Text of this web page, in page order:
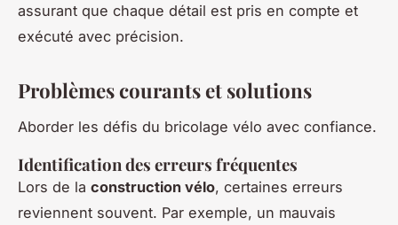
assurant que chaque détail est pris en compte et
exécuté avec précision.
Problèmes courants et solutions
Aborder les défis du bricolage vélo avec confiance.
Identification des erreurs fréquentes
Lors de la construction vélo, certaines erreurs
reviennent souvent. Par exemple, un mauvais